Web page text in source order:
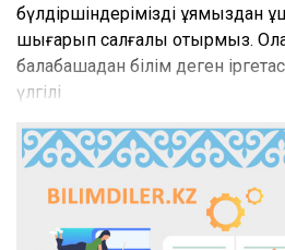
бүлдіршіндерімізді ұямыздан
шығарып салғалы отырмыз.
балабақшадан білім деген
үлгілі